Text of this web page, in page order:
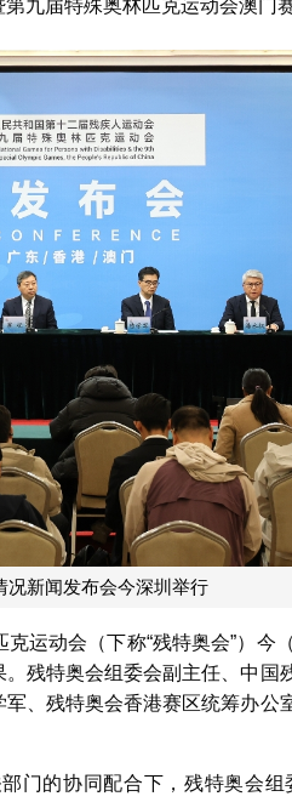
九届特殊奥林匹克运动会澳门
况新闻发布会今深圳举行
运动会（下称“残特奥会”）今
残特奥会组委会副主任、中国
、残特奥会香港赛区统筹办公
门的协同配合下，残特奥会组